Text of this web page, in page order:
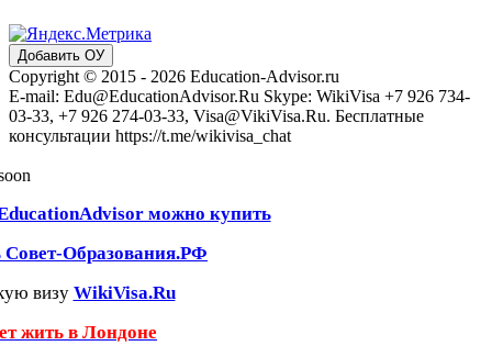
Добавить ОУ
Copyright © 2015 - 2026 Education-Advisor.ru
E-mail: Edu@EducationAdvisor.Ru Skype: WikiVisa +7 926 734-
03-33, +7 926 274-03-33, Visa@VikiVisa.Ru. Бесплатные
консультации https://t.me/wikivisa_chat
можно купить
Совет-Образования.РФ
визу WikiVisa.Ru
жить в Лондоне